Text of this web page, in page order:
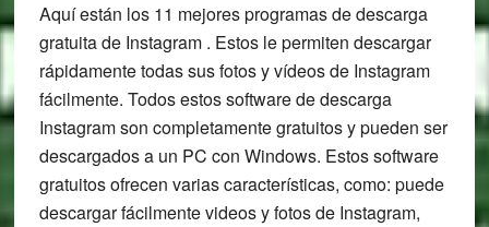
Aquí están los 11 mejores programas de descarga
gratuita de Instagram . Estos le permiten descargar
rápidamente todas sus fotos y vídeos de Instagram
fácilmente. Todos estos software de descarga
Instagram son completamente gratuitos y pueden ser
descargados a un PC con Windows. Estos software
gratuitos ofrecen varias características, como: puede
descargar fácilmente videos y fotos de Instagram,